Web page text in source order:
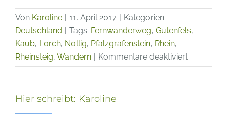
Von Karoline | 11. April 2017 | Kategorien:
Deutschland | Tags: Fernwanderweg, Gutenfels,
Kaub, Lorch, Nollig, Pfalzgrafenstein, Rhein,
Rheinsteig, Wandern | Kommentare deaktiviertfür
Rheinsteig
Hier schreibt: Karoline